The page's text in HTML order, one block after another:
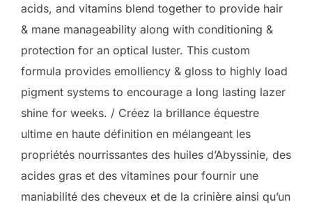
acids, and vitamins blend together to provide hair
& mane manageability along with conditioning &
protection for an optical luster. This custom
formula provides emolliency & gloss to highly load
pigment systems to encourage a long lasting lazer
shine for weeks. / Créez la brillance équestre
ultime en haute définition en mélangeant les
propriétés nourrissantes des huiles d’Abyssinie, des
acides gras et des vitamines pour fournir une
maniabilité des cheveux et de la crinière ainsi qu’un